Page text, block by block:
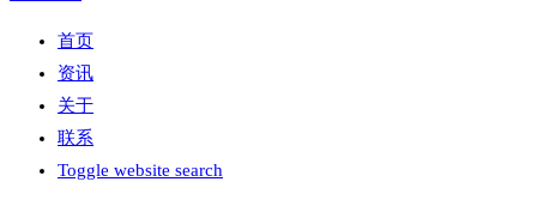
首页
资讯
关于
联系
Toggle website search